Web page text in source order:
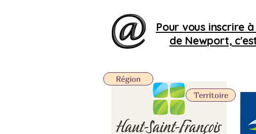
Pour vous inscrire
de Newport,
Territoire
Région